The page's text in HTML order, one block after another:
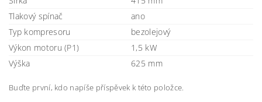
Tlakový spínač
ano
Typ kompresoru
bezolejový
Výkon motoru (P1)
1,5 kW
Výška
625 mm
Buďte první, kdo napíše příspěvek k této položce.